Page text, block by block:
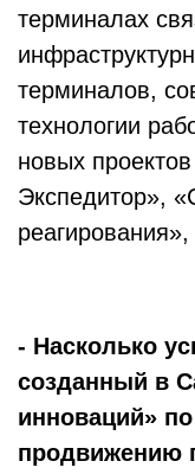
терминалах
терминалов,
технологии
новых
Экспедитор»,
- Насколько
созданный в
инноваций»
продвижению